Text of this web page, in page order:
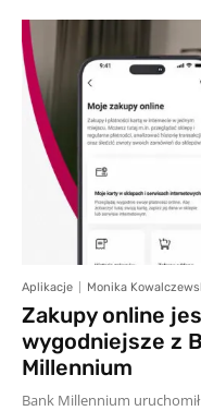
Aplikacje Monika
Zakupy online
wygodniejsze z
Millennium
Bank Millennium